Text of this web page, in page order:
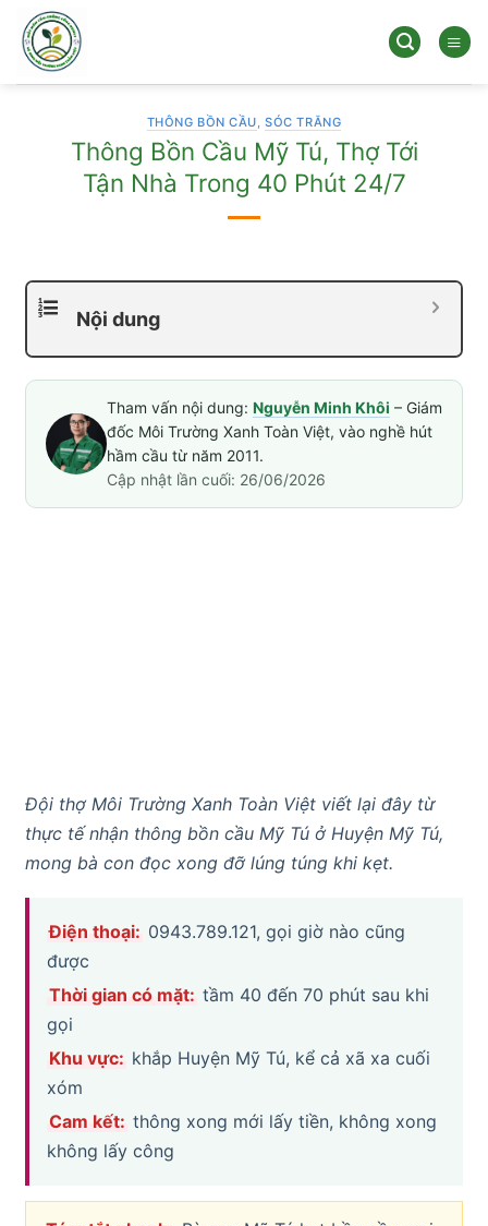
qua
dung
THÔNG BỒN CẦU,SÓC TRĂNG
Thông Bồn Cầu Mỹ Tú, Thợ Tới
Tận Nhà Trong 40 Phút 24/7
Nội dung
Tham vấn nội dung: Nguyễn Minh Khôi – Giám
đốc Môi Trường Xanh Toàn Việt, vào nghề hút
hầm cầu từ năm 2011.
Cập nhật lần cuối: 26/06/2026
Đội thợ Môi Trường Xanh Toàn Việt viết lại đây từ
thực tế nhận thông bồn cầu Mỹ Tú ở Huyện Mỹ Tú,
mong bà con đọc xong đỡ lúng túng khi kẹt.
Điện thoại: 0943.789.121, gọi giờ nào cũng
được
Thời gian có mặt: tầm 40 đến 70 phút sau khi
gọi
Khu vực: khắp Huyện Mỹ Tú, kể cả xã xa cuối
xóm
Cam kết: thông xong mới lấy tiền, không xong
không lấy công